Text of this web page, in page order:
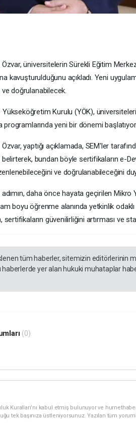
Özvar, üniversitelerin Sürekli Eğitim
kavuşturulduğunu açıkladı. Yeni
doğrulanabilecek.
Yükseköğretim Kurulu (YÖK),
yeni bir dönemi başlatıyor.
Özvar, yaptığı açıklamada, SEM'ler
bundan böyle sertifikaların e-
ve doğrulanabileceğini
adımın, daha önce hayata geçirilen
boyu öğrenme alanında yetkinlik
sertifikaların güvenilirliğini artırması ve
tüm haberler, sitemizin editörlerinin
haberlerde yer alan hukuki muhataplar
(0)
Kuralları’nı kabul etmiş bulunuyor ve
tek başınıza üstleniyorsunuz. Yazılan tüm